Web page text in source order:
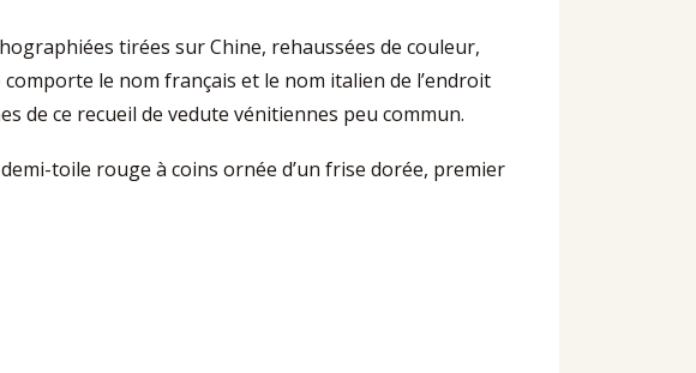
tirées sur Chine, rehaussées de couleur,
le nom français et le nom italien de l’endroit
de ce recueil de vedute vénitiennes peu commun.
toile rouge à coins ornée d’un frise dorée, premier